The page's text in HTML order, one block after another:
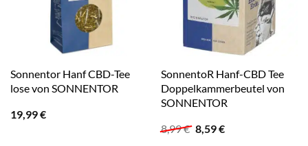
Sonnentor Hanf CBD-Tee
lose von SONNENTOR
19,99€
SonnentoR Hanf-CBD Tee
Doppelkammerbeutel von
SONNENTOR
8,99€ Ursprünglicher
Preis
8,59€Aktueller